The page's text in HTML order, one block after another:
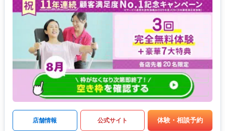
店舗情報 公式サイト 体験・相談予約